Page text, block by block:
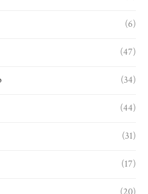
(6)
(47)
(34)
(44)
(31)
(17)